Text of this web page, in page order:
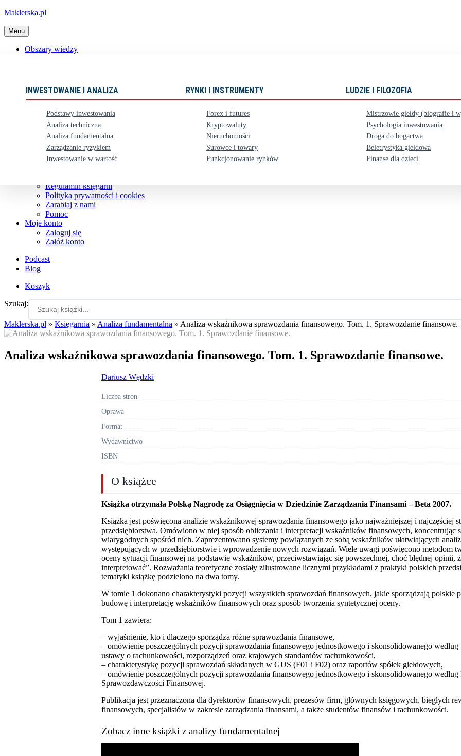
Maklerska.pl
Menu
Obszary wiedzy
INWESTOWANIE I ANALIZA
Podstawy inwestowania
Analiza techniczna
Analiza fundamentalna
Zarządzanie ryzykiem
Inwestowanie w wartość
RYNKI I INSTRUMENTY
Forex i futures
Kryptowaluty
Nieruchomości
Surowce i towary
Funkcjonowanie rynków
LUDZIE I FILOZOFIA
Mistrzowie giełdy (biografie i
Psychologia inwestowania
Droga do bogactwa
Beletrystyka giełdowa
Finanse dla dzieci
Ebooki
Karty upominkowe
⏳ Zapowiedzi
Obsługa klienta
Koszty dostawy
Nasze konto bankowe
Regulamin księgarni
Polityka prywatności i cookies
Zarabiaj z nami
Pomoc
Moje konto
Zaloguj się
Załóż konto
Podcast
Blog
Koszyk
Szukaj:
Maklerska.pl » Księgarnia » Analiza fundamentalna » Analiza wskaźnikowa sprawozdania finansowego. Tom. 1. Sprawozdanie finansowe.
Analiza wskaźnikowa sprawozdania finansowego. Tom. 1. Sprawozdanie finansowe.
Dariusz Wędzki
Liczba stron
Oprawa
Format
Wydawnictwo
ISBN
O książce
Książka otrzymała Polską Nagrodę za Osiągnięcia w Dziedzinie Zarządzania Finansami – Beta 2007.
Książka jest poświęcona analizie wskaźnikowej sprawozdania finansowego jako najważniejszej i najczęściej
przedsiębiorstwa. Omówiono w niej sposób obliczania i interpretacji wskaźników finansowych, koncentrując
wiarygodnych spośród nich. Zaprezentowano systemy powiązanych ze sobą wskaźników ułatwiających
występujących w przedsiębiorstwie i wprowadzenie nowych rozwiązań. Wiele uwagi poświęcono metodom
oceny sytuacji finansowej na podstawie wskaźników, przeciwstawiając się powszechnej, choć błędnej opinii,
interpretować”. Rozważania teoretyczne zostały zilustrowane licznymi przykładami z praktyki polskich
tematyki książkę podzielono na dwa tomy.
W tomie 1 dokonano charakterystyki pozycji wszystkich sprawozdań finansowych, jakie sporządzają polskie
budowę i interpretację wskaźników finansowych oraz sposób tworzenia syntetycznej oceny.
Tom 1 zawiera:
– wyjaśnienie, kto i dlaczego sporządza różne sprawozdania finansowe,
– omówienie poszczególnych pozycji sprawozdania finansowego jednostkowego i skonsolidowanego
ustawy o rachunkowości, rozporządzeń oraz krajowych standardów rachunkowości,
– charakterystykę pozycji sprawozdań składanych w GUS (F01 i F02) oraz raportów spółek giełdowych,
– omówienie poszczególnych pozycji sprawozdania finansowego jednostkowego i skonsolidowanego
Sprawozdawczości Finansowej.
Publikacja jest przeznaczona dla dyrektorów finansowych, prezesów firm, głównych księgowych, biegłych
finansowych, specjalistów w zakresie zarządzania finansami, a także studentów finansów i rachunkowości.
Zobacz inne książki z analizy fundamentalnej